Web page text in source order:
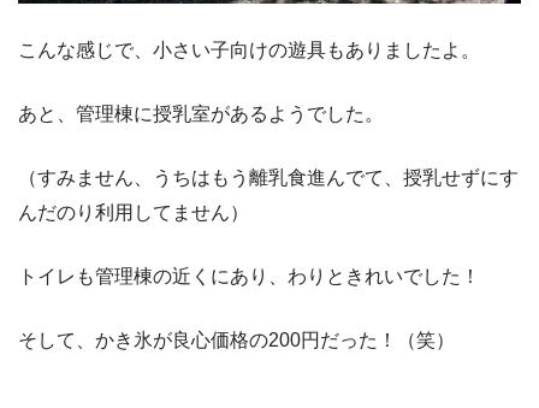
こんな感じで、小さい子向けの遊具もありましたよ。
あと、管理棟に授乳室があるようでした。
（すみません、うちはもう離乳食進んでて、授乳せずにす
んだのり利用してません）
トイレも管理棟の近くにあり、わりときれいでした！
そして、かき氷が良心価格の200円だった！（笑）